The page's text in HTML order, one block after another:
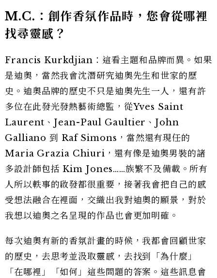
M.C.：創作香氛作品時，您會從哪裡
找尋靈感？
Francis Kurkdjian：這看主題和品牌而異。如果
是迪奧，當然我會沈潛研究迪奧先生和世家的歷
史。迪奧品牌的歷史不只是迪奧先生一人，還有許
多位在此發光發熱藝術總監，從Yves Saint
Laurent、Jean-Paul Gaultier、John
Galliano 到 Raf Simons，當然還有現任的
Maria Grazia Chiuri，還有像是迪奧男裝的諸
多設計師包括 Kim Jones……族繁不及備載。所有
人所以軼事的啟發都很重要，接著我會把自己的感
受想法融合在裡面，交織出我對迪奧的願景，對於
我想以迪奧之名呈現的作品也會更加明確。
每次迪奧有新的香氛計畫的時候，我都會回顧世家
的歷史，去思考並汲取靈感，去找到「為什麼」
「在哪裡」「如何」這些問題的答案。這些訊息會